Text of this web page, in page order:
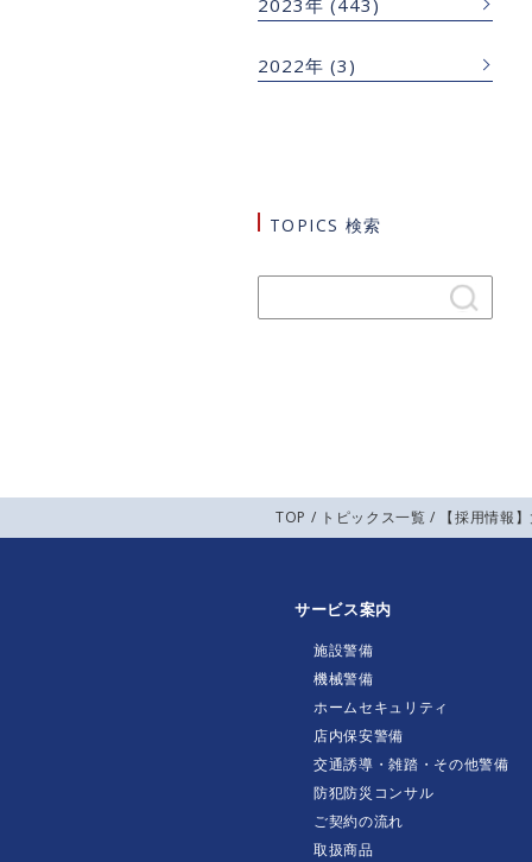
2023年 (443)
2022年 (3)
TOPICS 検索
TOP / トピックス一覧 / 【採用情報
サービス案内
施設警備
機械警備
ホームセキュリティ
店内保安警備
交通誘導・雑踏・その他警備
防犯防災コンサル
ご契約の流れ
取扱商品